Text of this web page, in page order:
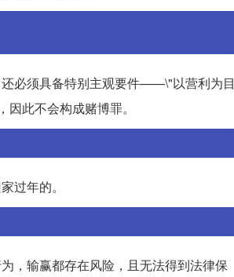
必须具备特别主观要件——\"以营利为目
此不会构成赌博罪。
过年的。
，输赢都存在风险，且无法得到法律保